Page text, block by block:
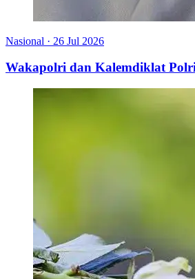
Nasional · 26 Jul 2026
Wakapolri dan Kalemdiklat